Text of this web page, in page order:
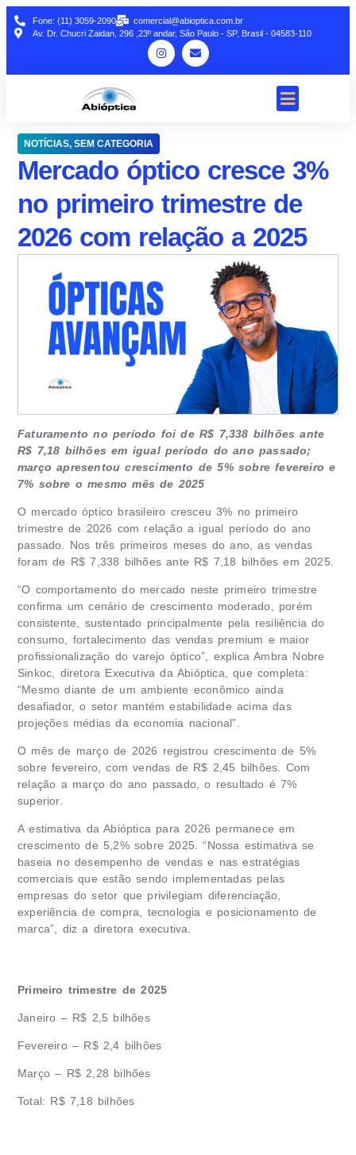
Fone: (11) 3059-2090
comercial@abioptica.com.br
Av. Dr. Chucri Zaidan, 296 ,23º andar, São Paulo - SP, Brasil - 04583-110
NOTÍCIAS, SEM CATEGORIA
Mercado óptico cresce 3%
no primeiro trimestre de
2026 com relação a 2025
Faturamento no período foi de R$ 7,338 bilhões ante
R$ 7,18 bilhões em igual período do ano passado;
março apresentou crescimento de 5% sobre fevereiro e
7% sobre o mesmo mês de 2025
O mercado óptico brasileiro cresceu 3% no primeiro
trimestre de 2026 com relação a igual período do ano
passado. Nos três primeiros meses do ano, as vendas
foram de R$ 7,338 bilhões ante R$ 7,18 bilhões em 2025.
“O comportamento do mercado neste primeiro trimestre
confirma um cenário de crescimento moderado, porém
consistente, sustentado principalmente pela resiliência do
consumo, fortalecimento das vendas premium e maior
profissionalização do varejo óptico”, explica Ambra Nobre
Sinkoc, diretora Executiva da Abióptica, que completa:
“Mesmo diante de um ambiente econômico ainda
desafiador, o setor mantém estabilidade acima das
projeções médias da economia nacional”.
O mês de março de 2026 registrou crescimento de 5%
sobre fevereiro, com vendas de R$ 2,45 bilhões. Com
relação a março do ano passado, o resultado é 7%
superior.
A estimativa da Abióptica para 2026 permanece em
crescimento de 5,2% sobre 2025. “Nossa estimativa se
baseia no desempenho de vendas e nas estratégias
comerciais que estão sendo implementadas pelas
empresas do setor que privilegiam diferenciação,
experiência de compra, tecnologia e posicionamento de
marca”, diz a diretora executiva.
Primeiro trimestre de 2025
Janeiro – R$ 2,5 bilhões
Fevereiro – R$ 2,4 bilhões
Março – R$ 2,28 bilhões
Total: R$ 7,18 bilhões